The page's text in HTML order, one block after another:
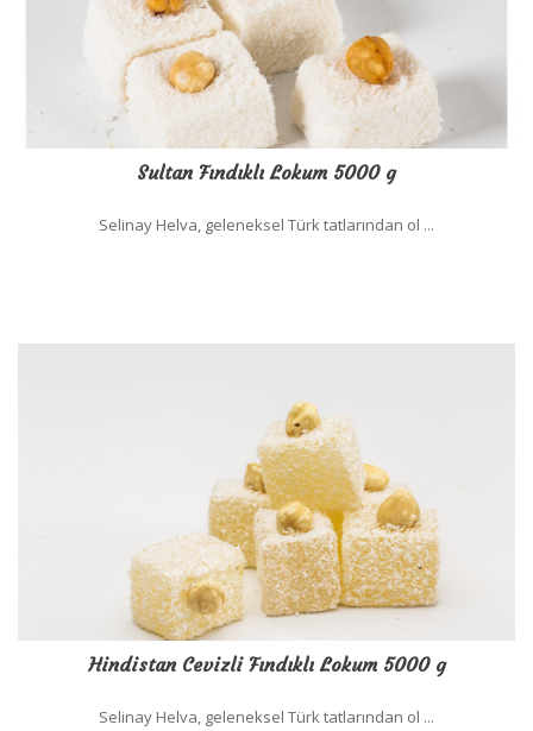
Sultan Fındıklı Lokum 5000 g
Selinay Helva, geleneksel Türk tatlarından ol ...
Hindistan Cevizli Fındıklı Lokum 5000 g
Selinay Helva, geleneksel Türk tatlarından ol ...